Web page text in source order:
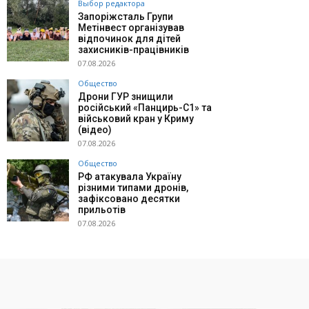
Выбор редактора
Запоріжсталь Групи
Метінвест організував
відпочинок для дітей
захисників-працівників
07.08.2026
Общество
Дрони ГУР знищили
російський «Панцирь-С1» та
військовий кран у Криму
(відео)
07.08.2026
Общество
РФ атакувала Україну
різними типами дронів,
зафіксовано десятки
прильотів
07.08.2026